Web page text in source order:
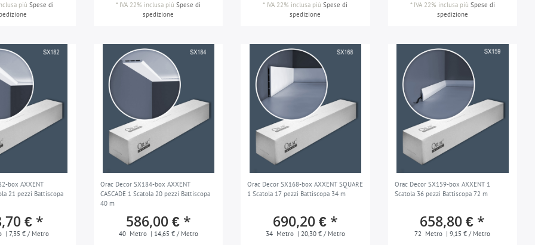
più Spese di
* IVA 22% inclusa piùSpese di
spedizione
* IVA 22% inclusa piùSpese di
spedizione
* IVA 22% inclusapiù Spese di
spedizione
box AXXENT
21 pezzi Battiscopa
€ *
| 7,35 € / Metro
Orac Decor SX184-box AXXENT
CASCADE 1 Scatola 20 pezzi Battiscopa
40 m
586,00 € *
40 Metro | 14,65 € / Metro
Orac Decor SX168-box AXXENT SQUARE
1 Scatola 17 pezzi Battiscopa 34 m
690,20 € *
34 Metro | 20,30 € / Metro
Orac Decor SX159-box AXXENT 1
Scatola 36 pezzi Battiscopa 72 m
658,80 € *
72 Metro | 9,15 € / Metro